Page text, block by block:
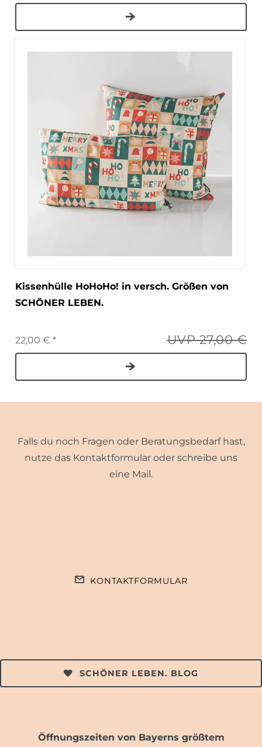
Kissenhülle HoHoHo! in versch. Größen von
SCHÖNER LEBEN.
UVP 27,00 €
22,00 € *
Falls du noch Fragen oder Beratungsbedarf hast,
nutze das Kontaktformular oder schreibe uns
eine Mail.
KONTAKTFORMULAR
SCHÖNER LEBEN. BLOG
Öffnungszeiten von Bayerns größtem